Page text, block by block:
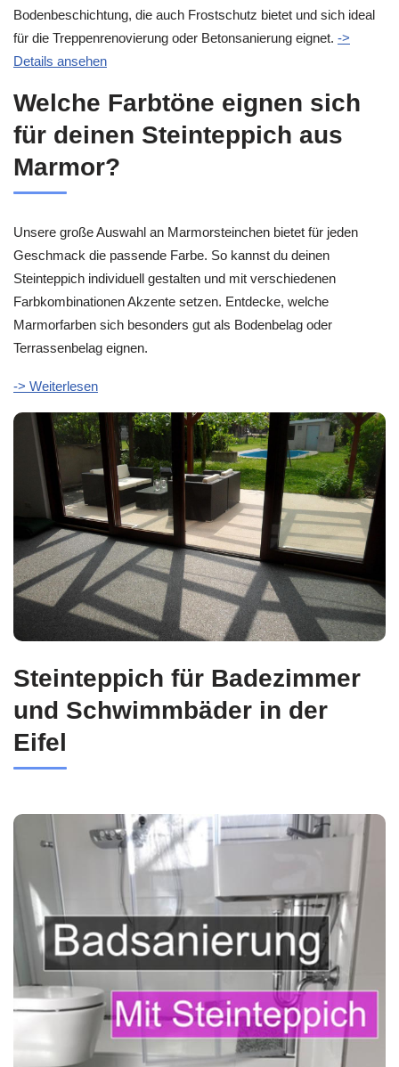
Bodenbeschichtung, die auch Frostschutz bietet und sich ideal
für die Treppenrenovierung oder Betonsanierung eignet. ->
Details ansehen
Welche Farbtöne eignen sich
für deinen Steinteppich aus
Marmor?
Unsere große Auswahl an Marmorsteinchen bietet für jeden
Geschmack die passende Farbe. So kannst du deinen
Steinteppich individuell gestalten und mit verschiedenen
Farbkombinationen Akzente setzen. Entdecke, welche
Marmorfarben sich besonders gut als Bodenbelag oder
Terrassenbelag eignen.
-> Weiterlesen
Steinteppich für Badezimmer
und Schwimmbäder in der
Eifel